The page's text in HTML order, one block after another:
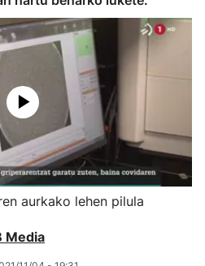
aurkako lehen pilula
Media